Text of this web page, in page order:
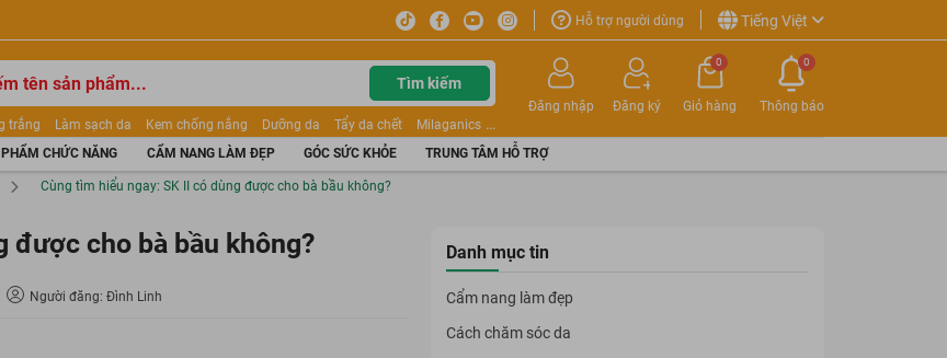
Hỗ trợ người dùng Tiếng Việt
Tìm kiếm
trắng Làm sạch da Kem chống nắng Dưỡng da Tẩy da chết
Milaganics
Kem trang điểm Dưỡng trắng Dior Mỹ phẩm Mặt nạ
Tinh chất
Đăng nhập Đăng ký
0
Giỏ hàng Thông báo
0
CHỨC NĂNG CẨM NANG LÀM ĐẸP GÓC SỨC KHỎE TRUNG TÂM HỖ TRỢ
Cùng tìm hiểu ngay: SK II có dùng được cho bà bầu không?
được cho bà bầu không?
Người đăng: Đình Linh
Danh mục tin
Cẩm nang làm đẹp
Cách chăm sóc da